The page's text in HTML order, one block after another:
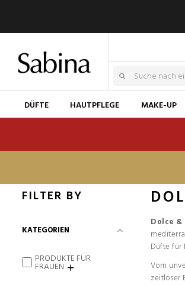
DÜFTE HAUTPFLEGE MAKE-UP
Dolce &
Düfte für
Vom
zeitloser
FILTER BY
KATEGORIEN
PRODUKTE FÜR
FRAUEN